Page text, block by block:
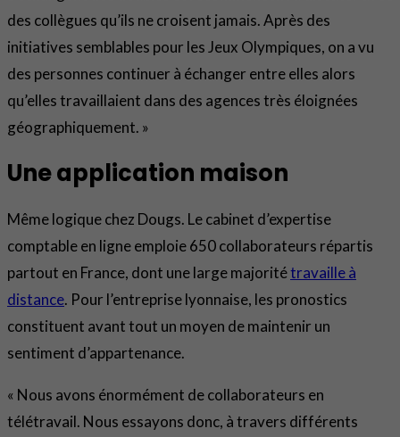
des collègues qu’ils ne croisent jamais. Après des
initiatives semblables pour les Jeux Olympiques, on a vu
des personnes continuer à échanger entre elles alors
qu’elles travaillaient dans des agences très éloignées
géographiquement. »
Une application maison
Même logique chez Dougs. Le cabinet d’expertise
comptable en ligne emploie 650 collaborateurs répartis
partout en France, dont une large majoritétravaille à
distance. Pour l’entreprise lyonnaise, les pronostics
constituent avant tout un moyen de maintenir un
sentiment d’appartenance.
« Nous avons énormément de collaborateurs en
télétravail. Nous essayons donc, à travers différents